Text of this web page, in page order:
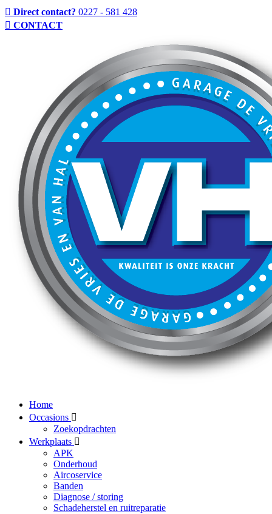
Direct contact? 0227 - 581 428
CONTACT
Home
Occasions
Zoekopdrachten
Werkplaats
APK
Onderhoud
Aircoservice
Banden
Diagnose / storing
Schadeherstel en ruitreparatie